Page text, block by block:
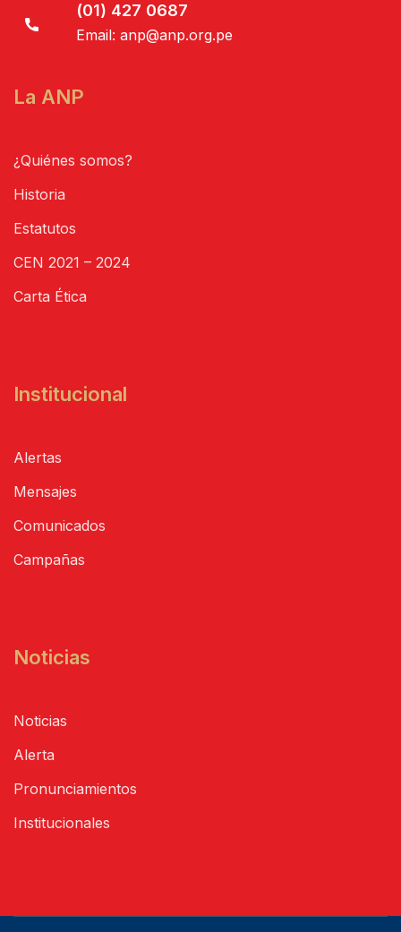
(01) 427 0687
Email: anp@anp.org.pe
La ANP
¿Quiénes somos?
Historia
Estatutos
CEN 2021 – 2024
Carta Ética
Institucional
Alertas
Mensajes
Comunicados
Campañas
Noticias
Noticias
Alerta
Pronunciamientos
Institucionales